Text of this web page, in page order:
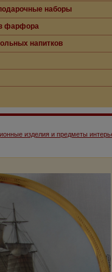
наборы
фарфора
напитков
изделия и предметы